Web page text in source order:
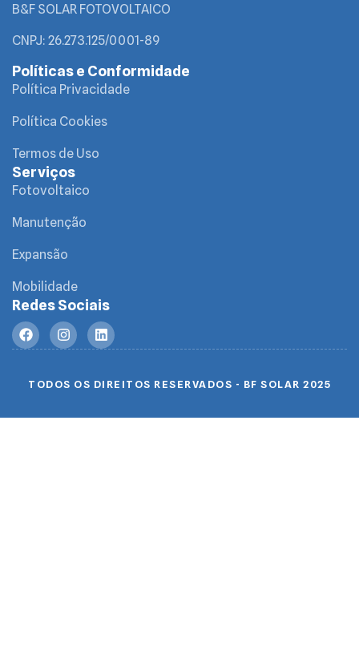
B&F SOLAR FOTOVOLTAICO
CNPJ: 26.273.125/0001-89
Políticas e Conformidade
Política Privacidade
Política Cookies
Termos de Uso
Serviços
Fotovoltaico
Manutenção
Expansão
Mobilidade
Redes Sociais
TODOS OS DIREITOS RESERVADOS - BF SOLAR 2025